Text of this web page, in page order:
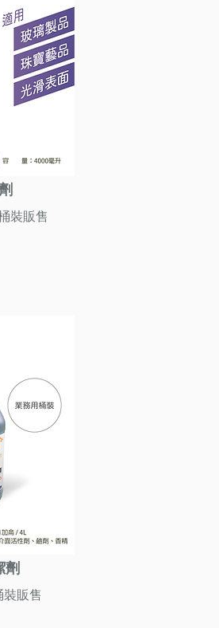
裝販售
劑
裝販售